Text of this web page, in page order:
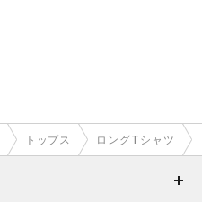
トップス ロングTシャツ